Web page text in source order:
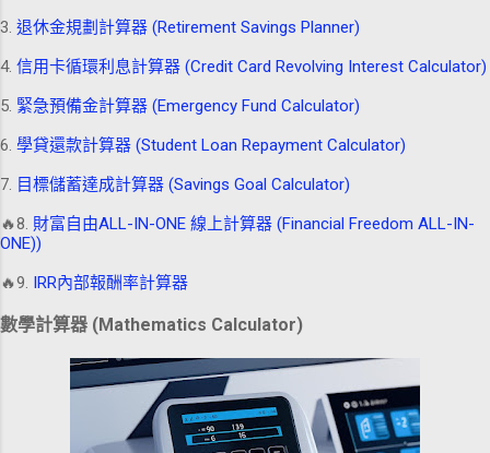
3. 退休金規劃計算器 (Retirement Savings Planner)
4. 信用卡循環利息計算器 (Credit Card Revolving Interest Calculator)
5. 緊急預備金計算器 (Emergency Fund Calculator)
6. 學貸還款計算器 (Student Loan Repayment Calculator)
7. 目標儲蓄達成計算器 (Savings Goal Calculator)
🔥8. 財富自由ALL-IN-ONE 線上計算器 (Financial Freedom ALL-IN-
ONE))
🔥9. IRR內部報酬率計算器
數學計算器 (Mathematics Calculator)